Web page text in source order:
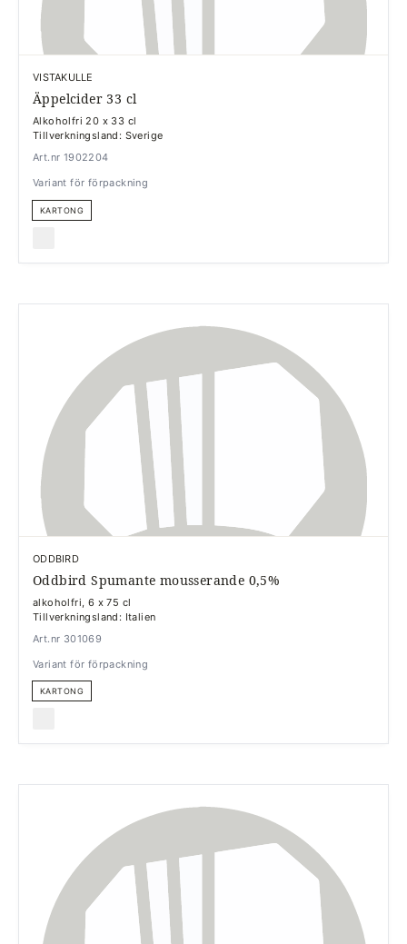
VISTAKULLE
Äppelcider 33 cl
Alkoholfri 20 x 33 cl
Tillverkningsland: Sverige
Art.nr 1902204
Variant för förpackning
KARTONG
ODDBIRD
Oddbird Spumante mousserande 0,5%
alkoholfri, 6 x 75 cl
Tillverkningsland: Italien
Art.nr 301069
Variant för förpackning
KARTONG